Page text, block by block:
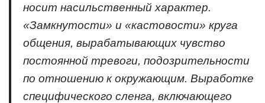
носит насильственный характер.
«Замкнутости» и «кастовости» круга
общения, вырабатывающих чувство
постоянной тревоги, подозрительности
по отношению к окружающим. Выработке
специфического сленга, включающего